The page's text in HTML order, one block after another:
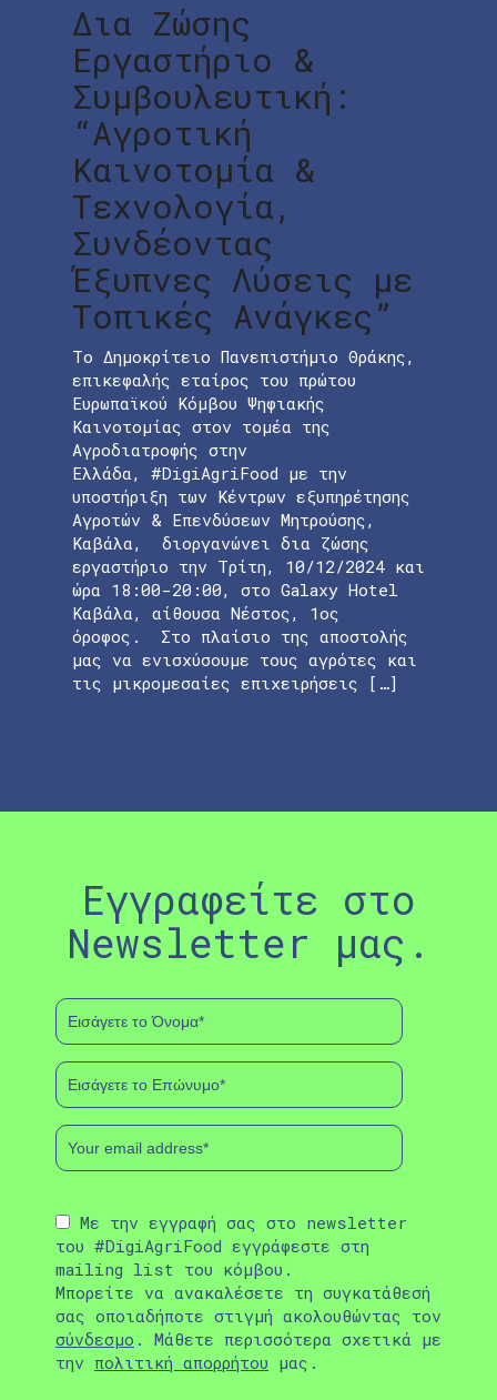
Δια Ζώσης
Εργαστήριο &
Συμβουλευτική:
“Αγροτική
Καινοτομία &
Τεχνολογία,
Συνδέοντας
Έξυπνες Λύσεις με
Τοπικές Ανάγκες”
Το Δημοκρίτειο Πανεπιστήμιο Θράκης,
επικεφαλής εταίρος του πρώτου
Ευρωπαϊκού Κόμβου Ψηφιακής
Καινοτομίας στον τομέα της
Αγροδιατροφής στην
Ελλάδα, #DigiAgriFood με την
υποστήριξη των Κέντρων εξυπηρέτησης
Αγροτών & Επενδύσεων Μητρούσης,
Καβάλα, διοργανώνει δια ζώσης
εργαστήριο την Τρίτη, 10/12/2024 και
ώρα 18:00-20:00, στο Galaxy Hotel
Καβάλα, αίθουσα Νέστος, 1ος
όροφος. Στο πλαίσιο της αποστολής
μας να ενισχύσουμε τους αγρότες και
τις μικρομεσαίες επιχειρήσεις […]
Εγγραφείτε στο
Newsletter μας.
Με την εγγραφή σας στο newsletter
του #DigiAgriFood εγγράφεστε στη
mailing list του κόμβου.
Μπορείτε να ανακαλέσετε τη συγκατάθεσή
σας οποιαδήποτε στιγμή ακολουθώντας τον
σύνδεσμο . Μάθετε περισσότερα σχετικά με
την πολιτική απορρήτου μας.